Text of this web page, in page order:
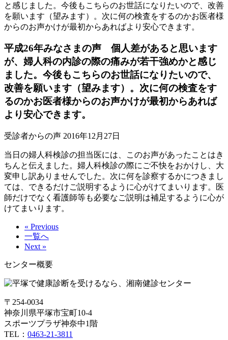
と感じました。今後もこちらのお世話になりたいので、改善
を願います（望みます）。次に何の検査をするのかお医者様
からのお声かけが最初からあればより安心できます。
平成26年みなさまの声 個人差があると思います
が、婦人科の内診の際の痛みが若干強めかと感じ
ました。今後もこちらのお世話になりたいので、
改善を願います（望みます）。次に何の検査をす
るのかお医者様からのお声かけが最初からあれば
より安心できます。
受診者からの声 2016年12月27日
当日の婦人科検診の担当医には、このお声があったことはき
ちんと伝えました。婦人科検診の際にご不快をおかけし、大
変申し訳ありませんでした。次に何を診察するかにつきまし
ては、できるだけご説明するように心がけてまいります。医
師だけでなく看護師等も必要なご説明は補足するように心が
けてまいります。
« Previous
一覧へ
Next »
センター概要
〒254-0034
神奈川県平塚市宝町10-4
スポーツプラザ神奈中1階
TEL： 0463-21-3811